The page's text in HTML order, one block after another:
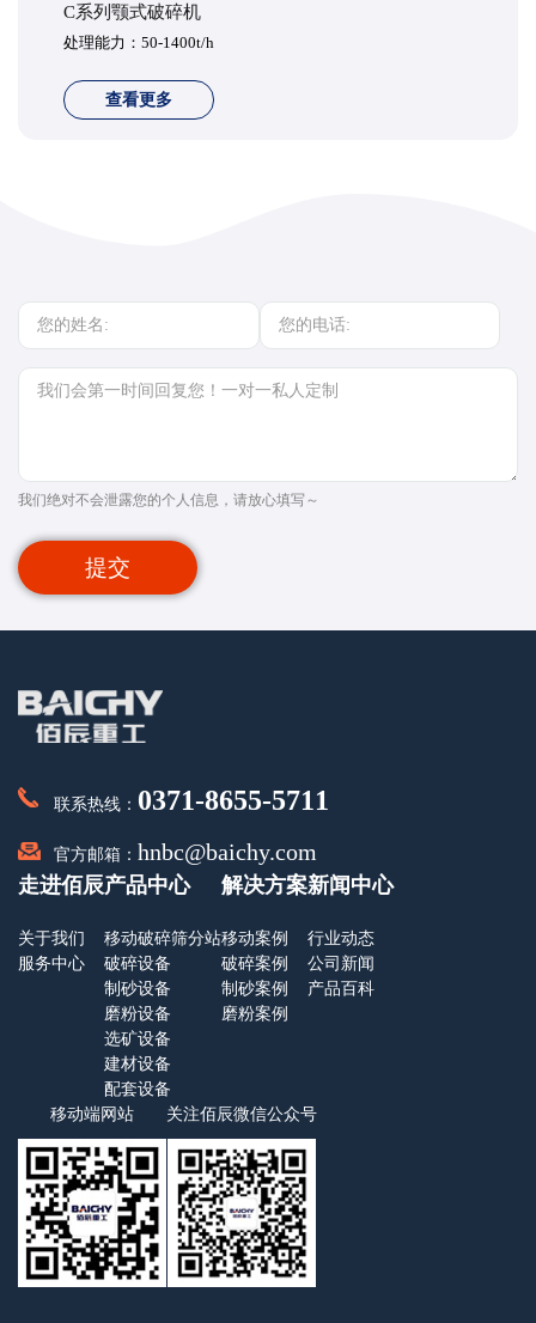
C系列颚式破碎机
处理能力：50-1400t/h
查看更多
我们绝对不会泄露您的个人信息，请放心填写～
提交
联系热线： 0371-8655-5711
官方邮箱： hnbc@baichy.com
走进佰辰
关于我们
服务中心
产品中心
移动破碎筛分站
破碎设备
制砂设备
磨粉设备
选矿设备
建材设备
配套设备
解决方案
移动案例
破碎案例
制砂案例
磨粉案例
新闻中心
行业动态
公司新闻
产品百科
移动端网站 关注佰辰微信公众号